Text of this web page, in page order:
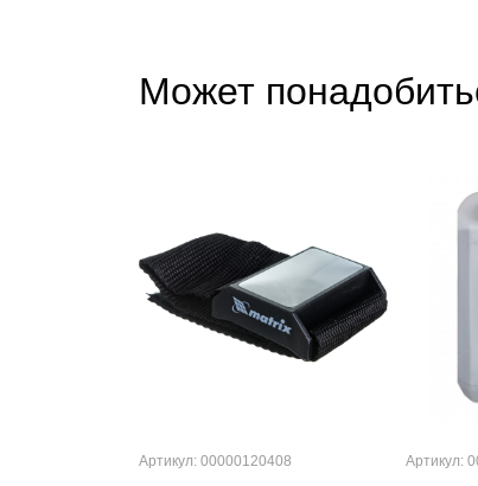
Может
Артикул: 00000120408 Артикул: